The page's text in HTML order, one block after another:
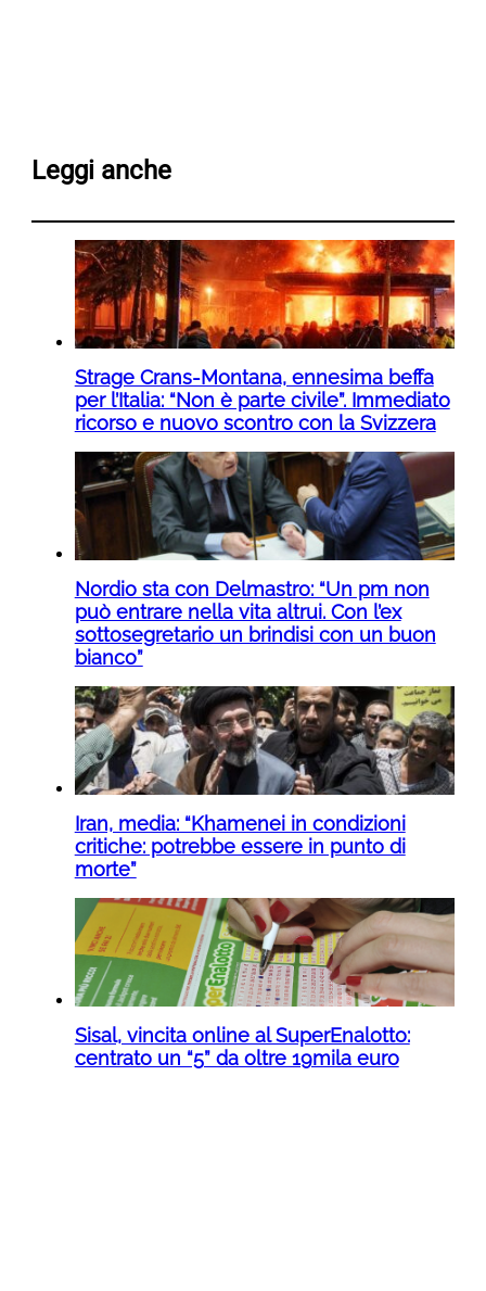
Leggi anche
Strage Crans-Montana, ennesima beffa
per l’Italia: “Non è parte civile”. Immediato
ricorso e nuovo scontro con la Svizzera
Nordio sta con Delmastro: “Un pm non
può entrare nella vita altrui. Con l’ex
sottosegretario un brindisi con un buon
bianco”
Iran, media: “Khamenei in condizioni
critiche: potrebbe essere in punto di
morte”
Sisal, vincita online al SuperEnalotto:
centrato un “5” da oltre 19mila euro